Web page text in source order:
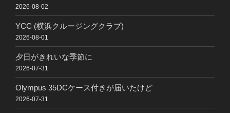
2026-08-02
YCC (横浜クルージングクラブ)
2026-08-01
夕日がきれいな季節に
2026-07-31
Olympus 35DCケース付きが届いたけど
2026-07-31